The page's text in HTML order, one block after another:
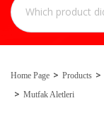
Home Page Products
Mutfak Aletleri